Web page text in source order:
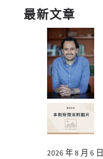
最新文章
2026 年 8 月 6 日